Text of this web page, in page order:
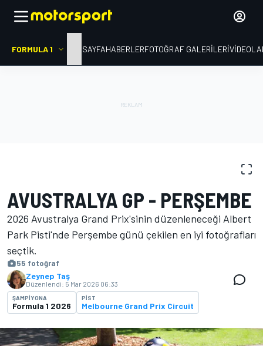
FORMULA 1 ANA SAYFAHABERLERFOTOĞRAF GALERILERI
AVUSTRALYA GP - PERŞEMBE
2026 Avustralya Grand Prix'sinin düzenleneceği Albert
Park Pisti'nde Perşembe günü çekilen en iyi fotoğrafları
seçtik.
55 fotoğraf
Zeynep Taş
Düzenlendi: 5 Mar 2026 06:33
ŞAMPIYONA
Formula 1 2026
PIST
Melbourne Grand Prix Circuit